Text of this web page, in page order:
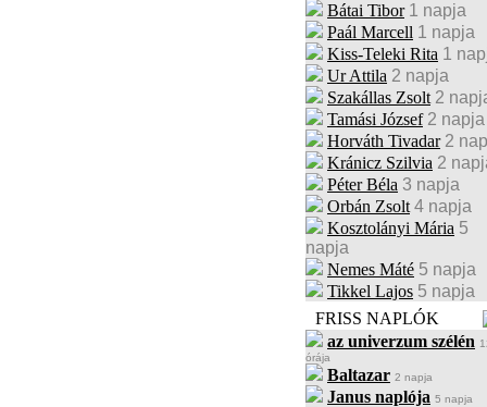
Bátai Tibor 1 napja
Paál Marcell 1 napja
Kiss-Teleki Rita 1
Ur Attila 2 napja
Szakállas Zsolt 2
Tamási József 2 napja
Horváth Tivadar 2
Kránicz Szilvia 2
Péter Béla 3 napja
Orbán Zsolt 4 napja
Kosztolányi Mária 5
napja
Nemes Máté 5 napja
Tikkel Lajos 5 napja
FRISS NAPLÓK
az univerzum szélén
órája
Baltazar 2 napja
Janus naplója 5 napja